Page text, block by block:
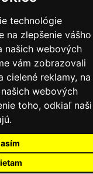
technológie
na zlepšenie vášho
našich webových
vám zobrazovali
cielené reklamy, na
webových
toho, odkiaľ naši
ZÓNY
podmienky
údajov